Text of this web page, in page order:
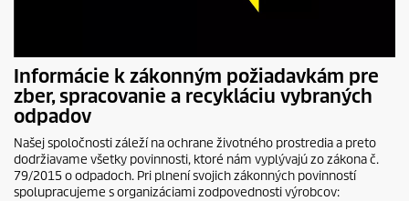
Informácie k zákonným požiadavkám pre
zber, spracovanie a recykláciu vybraných
odpadov
Našej spoločnosti záleží na ochrane životného prostredia a preto
dodržiavame všetky povinnosti, ktoré nám vyplývajú zo zákona č.
79/2015 o odpadoch. Pri plnení svojich zákonných povinností
spolupracujeme s organizáciami zodpovednosti výrobcov: